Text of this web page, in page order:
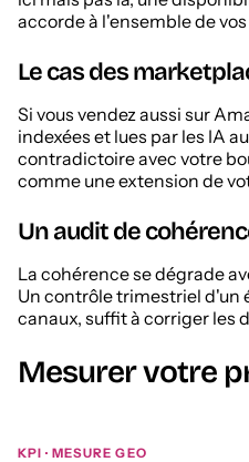
accorde à l'ensemble de
Le cas des
Si vous vendez aussi sur
indexées et lues par les IA
contradictoire avec votre
comme une extension de
Un audit de
La cohérence se dégrade
Un contrôle trimestriel d'un
canaux, suffit à corriger les
Mesurer votre
KPI · MESURE GEO